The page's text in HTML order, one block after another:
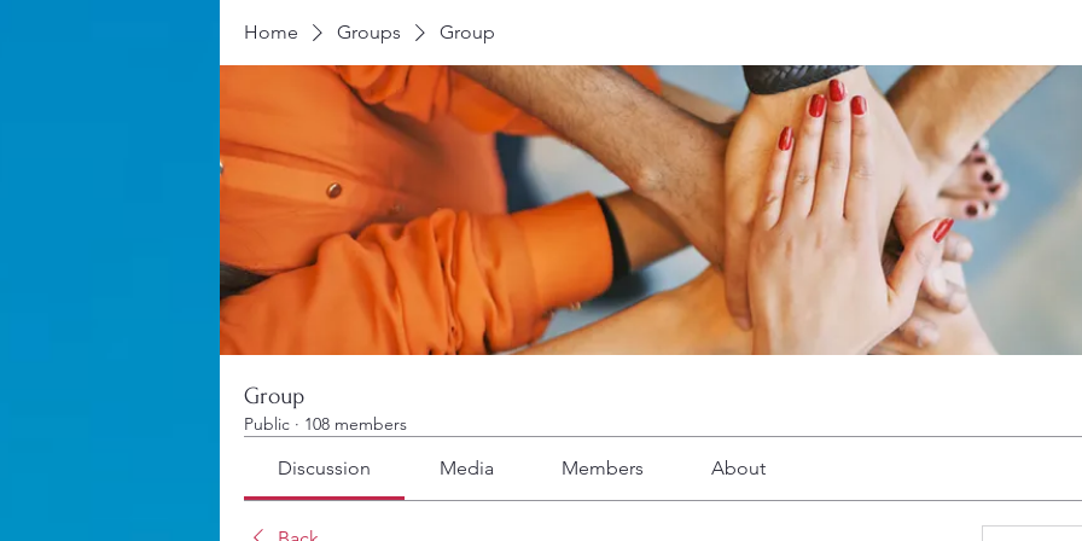
Home Groups Group
Group
Public · 108 members
Discussion Media Members About